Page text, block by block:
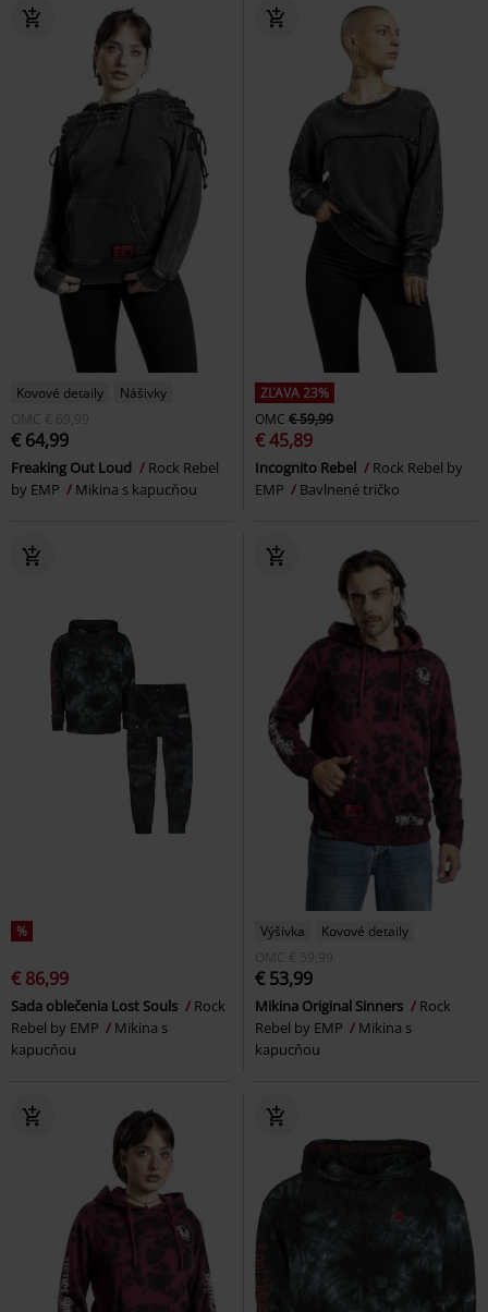
Kovové detaily
Nášivky
OMC € 69,99
€ 64,99
Freaking Out Loud
Rock Rebel
by EMP
Mikina s kapucňou
ZĽAVA 23%
OMC € 59,99
€ 45,89
Incognito Rebel
Rock Rebel by
EMP
Bavlnené tričko
%
€ 86,99
Sada oblečenia Lost Souls
Rock
Rebel by EMP
Mikina s
kapucňou
Výšivka
Kovové detaily
OMC € 59,99
€ 53,99
Mikina Original Sinners
Rock
Rebel by EMP
Mikina s
kapucňou